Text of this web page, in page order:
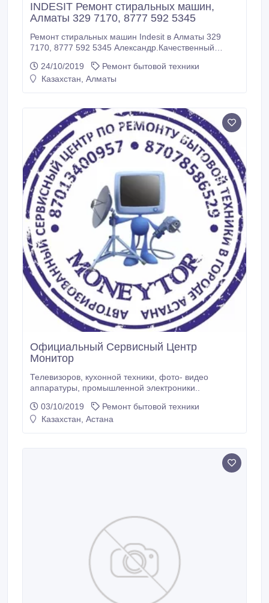
INDESIT Ремонт стиральных машин,
Алматы 329 7170, 8777 592 5345
Ремонт стиральных машин Indesit в Алматы 329
7170, 8777 592 5345 Александр.Качественный
дому.Оригинальные запчасти от
производителя.Гарантия качества и доступные
люка, шлангов и др.
24/10/2019
Ремонт бытовой техники
Казахстан, Алматы
Официальный Сервисный Центр
Монитор
Телевизоров, кухонной техники, фото- видео
аппаратуры, промышленной электроники..
03/10/2019
Ремонт бытовой техники
Казахстан, Астана